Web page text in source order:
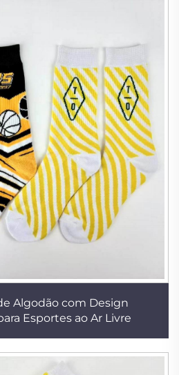
Algodão com Design
Esportes ao Ar Livre